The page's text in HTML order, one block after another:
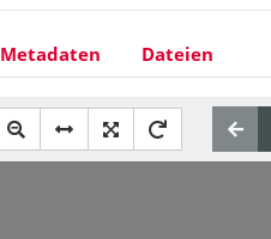
Metadaten Dateien